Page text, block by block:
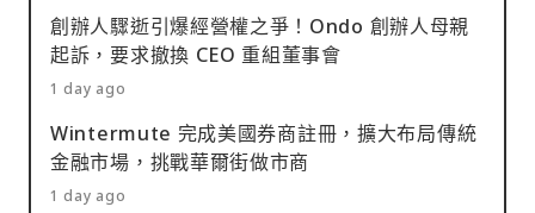
創辦人驟逝引爆經營權之爭！Ondo 創辦人母親
起訴，要求撤換 CEO 重組董事會
1 day ago
Wintermute 完成美國券商註冊，擴大布局傳統
金融市場，挑戰華爾街做市商
1 day ago